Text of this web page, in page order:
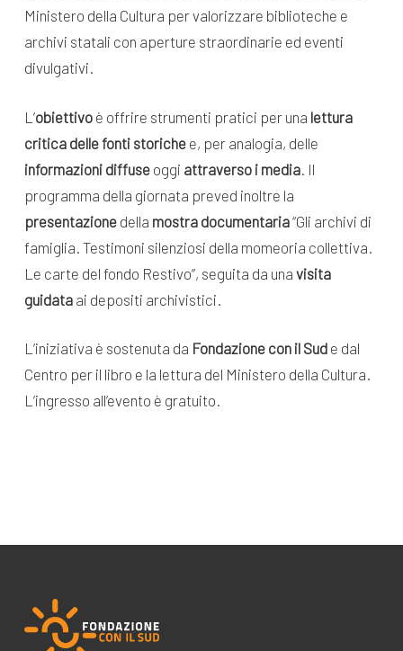
Ministero della Cultura per valorizzare biblioteche e
archivi statali con aperture straordinarie ed eventi
divulgativi.
L’obiettivoè offrire strumenti pratici per una lettura
critica delle fonti storichee, per analogia, delle
informazioni diffuseoggi attraverso i media. Il
programma della giornata preved inoltre la
presentazionedella mostra documentaria“Gli archivi di
famiglia. Testimoni silenziosi della momeoria collettiva.
Le carte del fondo Restivo”, seguita da una visita
guidataai depositi archivistici.
L’iniziativa è sostenuta da Fondazione con il Sude dal
Centro per il libro e la lettura del Ministero della Cultura.
L’ingresso all’evento è gratuito.